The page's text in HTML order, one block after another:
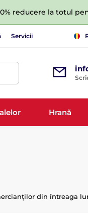
reducere la totul
Servicii
Hrană
din întreaga